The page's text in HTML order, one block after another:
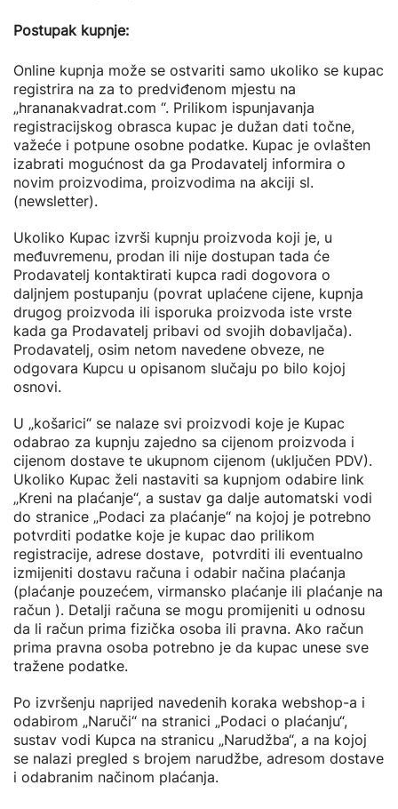
Postupak kupnje:
Online kupnja može se ostvariti samo ukoliko se kupac
registrira na za to predviđenom mjestu na
„hrananakvadrat.com “. Prilikom ispunjavanja
registracijskog obrasca kupac je dužan dati točne,
važeće i potpune osobne podatke. Kupac je ovlašten
izabrati mogućnost da ga Prodavatelj informira o
novim proizvodima, proizvodima na akciji sl.
(newsletter).
Ukoliko Kupac izvrši kupnju proizvoda koji je, u
međuvremenu, prodan ili nije dostupan tada će
Prodavatelj kontaktirati kupca radi dogovora o
daljnjem postupanju (povrat uplaćene cijene, kupnja
drugog proizvoda ili isporuka proizvoda iste vrste
kada ga Prodavatelj pribavi od svojih dobavljača).
Prodavatelj, osim netom navedene obveze, ne
odgovara Kupcu u opisanom slučaju po bilo kojoj
osnovi.
U „košarici“ se nalaze svi proizvodi koje je Kupac
odabrao za kupnju zajedno sa cijenom proizvoda i
cijenom dostave te ukupnom cijenom (uključen PDV).
Ukoliko Kupac želi nastaviti sa kupnjom odabire link
„Kreni na plaćanje“, a sustav ga dalje automatski vodi
do stranice „Podaci za plaćanje“ na kojoj je potrebno
potvrditi podatke koje je kupac dao prilikom
registracije, adrese dostave, potvrditi ili eventualno
izmijeniti dostavu računa i odabir načina plaćanja
(plaćanje pouzećem, virmansko plaćanje ili plaćanje na
račun ). Detalji računa se mogu promijeniti u odnosu
da li račun prima fizička osoba ili pravna. Ako račun
prima pravna osoba potrebno je da kupac unese sve
tražene podatke.
Po izvršenju naprijed navedenih koraka webshop-a i
odabirom „Naruči“ na stranici „Podaci o plaćanju“,
sustav vodi Kupca na stranicu „Narudžba“, a na kojoj
se nalazi pregled s brojem narudžbe, adresom dostave
i odabranim načinom plaćanja.